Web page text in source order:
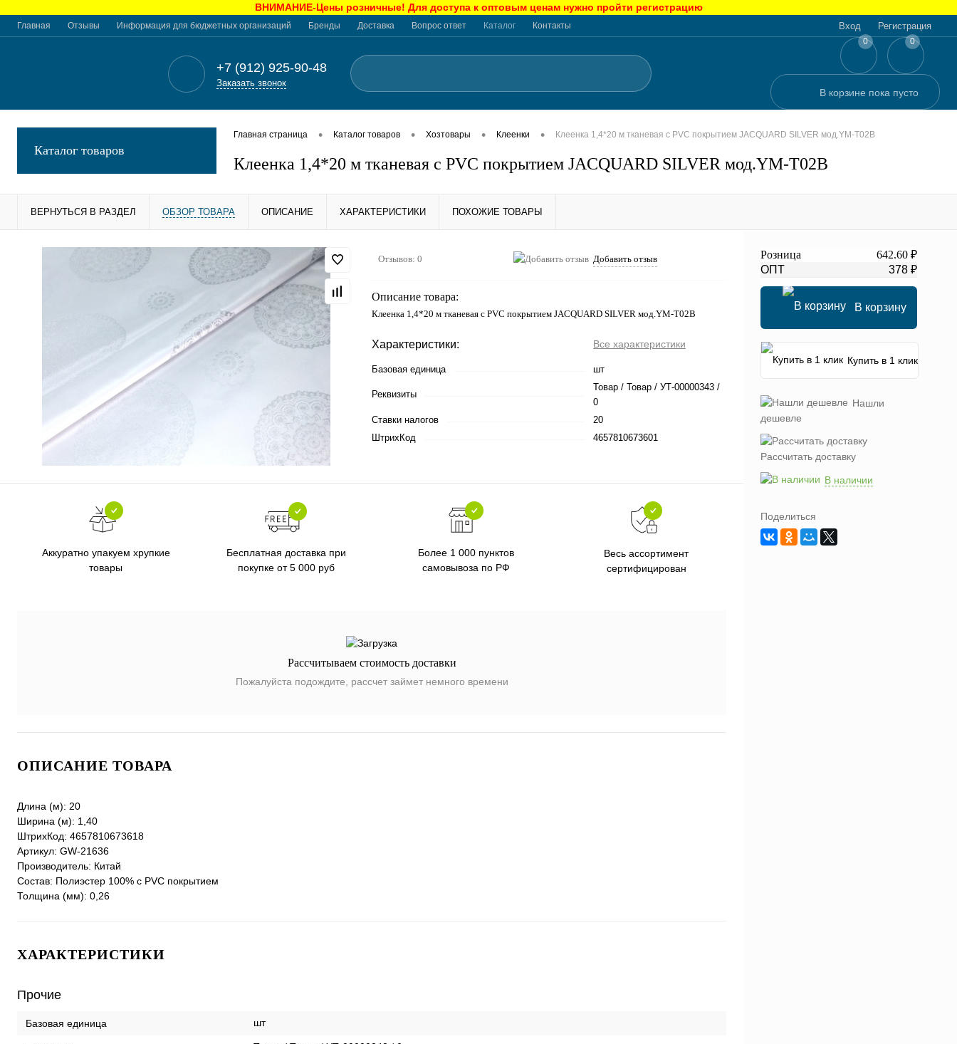
ВНИМАНИЕ-Цены розничные! Для доступа к оптовым ценам нужно пройти регистрацию
Главная Отзывы Информация для бюджетных организаций Бренды Доставка Вопрос ответ Каталог Контакты Вход Регистрация
+7 (912) 925-90-48
Заказать звонок
0 0
В корзине пока пусто
Каталог товаров
Главная страница • Каталог товаров • Хозтовары • Клеенки • Клеенка 1,4*20 м тканевая с PVC покрытием JACQUARD SILVER мод.YM-T02B
Клеенка 1,4*20 м тканевая с PVC покрытием JACQUARD SILVER мод.YM-T02B
ВЕРНУТЬСЯ В РАЗДЕЛ ОБЗОР ТОВАРА ОПИСАНИЕ ХАРАКТЕРИСТИКИ ПОХОЖИЕ ТОВАРЫ
Отзывов: 0 Добавить отзыв
Описание товара:
Клеенка 1,4*20 м тканевая с PVC покрытием JACQUARD SILVER мод.YM-T02B
Характеристики: Все характеристики
Базовая единица шт
Реквизиты
Товар / Товар / УТ-00000343 /
0
Ставки налогов
20
ШтрихКод
4657810673601
Аккуратно упакуем хрупкие
товары
Бесплатная доставка при
покупке от 5 000 руб
Более 1 000 пунктов
самовывоза по РФ
Весь ассортимент
сертифицирован
Рассчитываем стоимость доставки
Пожалуйста подождите, рассчет займет немного времени
ОПИСАНИЕ ТОВАРА
Длина (м): 20
Ширина (м): 1,40
ШтрихКод: 4657810673618
Артикул: GW-21636
Производитель: Китай
Состав: Полиэстер 100% с PVC покрытием
Толщина (мм): 0,26
ХАРАКТЕРИСТИКИ
Прочие
Базовая единица шт
Розница
642.60 ₽
ОПТ
378 ₽
В корзину
Купить в 1 клик
Нашли
дешевле
Рассчитать доставку
В наличии
Поделиться